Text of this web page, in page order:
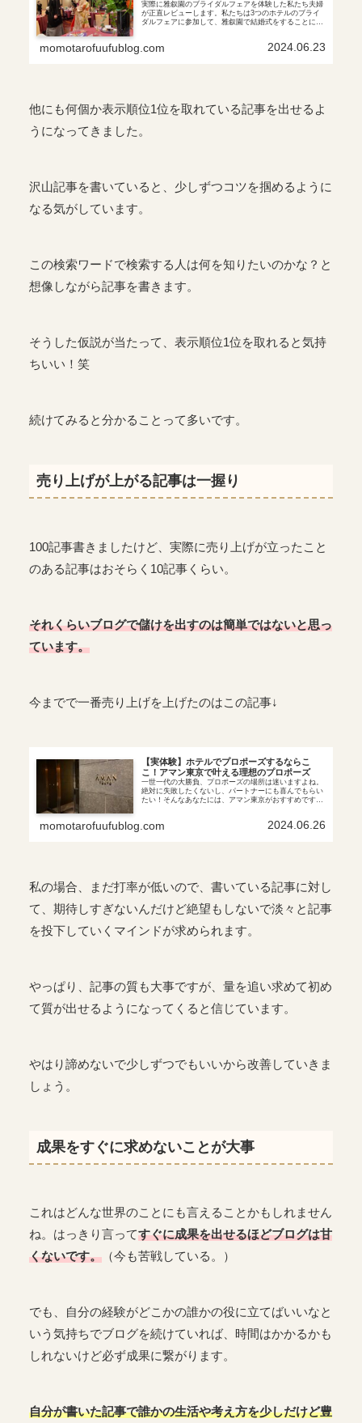
実際に雅叙園のブライダルフェアを体験した私たち夫婦
が正直レビューします。私たちは3つのホテルのブライ
ダルフェアに参加して、雅叙園で結婚式をすることに決
momotarofuufublog.com 2024.06.23
他にも何個か表示順位1位を取れている記事を出せるよ
うになってきました。
沢山記事を書いていると、少しずつコツを掴めるように
なる気がしています。
この検索ワードで検索する人は何を知りたいのかな？と
想像しながら記事を書きます。
そうした仮説が当たって、表示順位1位を取れると気持
ちいい！笑
続けてみると分かることって多いです。
売り上げが上がる記事は一握り
100記事書きましたけど、実際に売り上げが立ったこと
のある記事はおそらく10記事くらい。
それくらいブログで儲けを出すのは簡単ではないと思っ
ています。
今までで一番売り上げを上げたのはこの記事↓
【実体験】ホテルでプロポーズするならこ
こ！アマン東京で叶える理想のプロポーズ
一世一代の大勝負、プロポーズの場所は迷いますよね。
絶対に失敗したくないし、パートナーにも喜んでもらい
たい！そんなあなたには、アマン東京がおすすめです。
momotarofuufublog.com 2024.06.26
私の場合、まだ打率が低いので、書いている記事に対し
て、期待しすぎないんだけど絶望もしないで淡々と記事
を投下していくマインドが求められます。
やっぱり、記事の質も大事ですが、量を追い求めて初め
て質が出せるようになってくると信じています。
やはり諦めないで少しずつでもいいから改善していきま
しょう。
成果をすぐに求めないことが大事
これはどんな世界のことにも言えることかもしれません
ね。はっきり言ってすぐに成果を出せるほどブログは甘
くないです。 （今も苦戦している。）
でも、自分の経験がどこかの誰かの役に立てばいいなと
いう気持ちでブログを続けていれば、時間はかかるかも
しれないけど必ず成果に繋がります。
自分が書いた記事で誰かの生活や考え方を少しだけど豊